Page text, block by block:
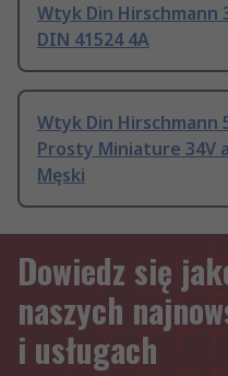
Wtyk Din Hirschmann
DIN 41524 4A
Wtyk Din Hirschmann
Prosty Miniature 34V
Męski
Dowiedz się
naszych
i usługach